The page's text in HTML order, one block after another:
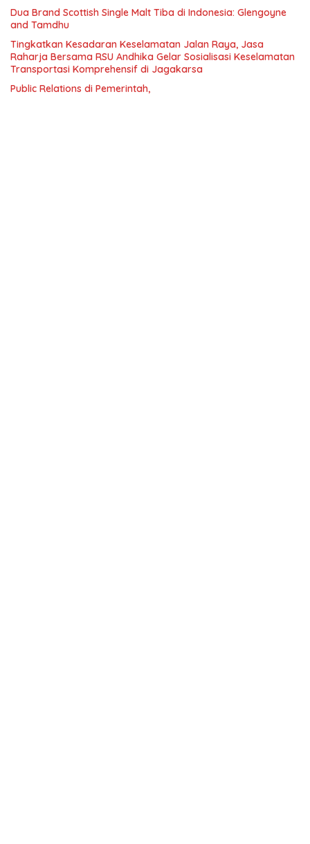
Dua Brand Scottish Single Malt Tiba di Indonesia: Glengoyne
and Tamdhu
Tingkatkan Kesadaran Keselamatan Jalan Raya, Jasa
Raharja Bersama RSU Andhika Gelar Sosialisasi Keselamatan
Transportasi Komprehensif di Jagakarsa
Public Relations di Pemerintah,